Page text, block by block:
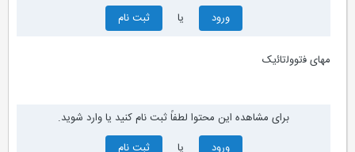
ورود
ثبت نام
ﻣﻬﺎی ﻓﺗﻭﻭﻟﺗﺎﺋﻳﮏ
برای مشاهده این محتوا لطفاً ثبت نام کنید یا وارد شوید.
ورود
ثبت نام